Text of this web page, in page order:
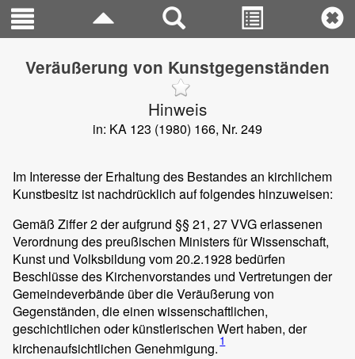
Veräußerung von Kunstgegenständen
Hinweis
in: KA 123 (1980) 166, Nr. 249
Im Interesse der Erhaltung des Bestandes an kirchlichem
Kunstbesitz ist nachdrücklich auf folgendes hinzuweisen:
Gemäß Ziffer 2 der aufgrund §§ 21, 27 VVG erlassenen
Verordnung des preußischen Ministers für Wissenschaft,
Kunst und Volksbildung vom 20.2.1928 bedürfen
Beschlüsse des Kirchenvorstandes und Vertretungen der
Gemeindeverbände über die Veräußerung von
Gegenständen, die einen wissenschaftlichen,
geschichtlichen oder künstlerischen Wert haben, der
kirchenaufsichtlichen Genehmigung. 1